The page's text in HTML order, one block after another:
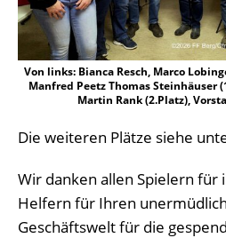
Von links: Bianca Resch, Marco
Manfred Peetz Thomas Steinhäuser
Martin Rank (2.Platz),
Die weiteren Plätze siehe
Wir danken allen Spielern für
Helfern für Ihren
Geschäftswelt für die